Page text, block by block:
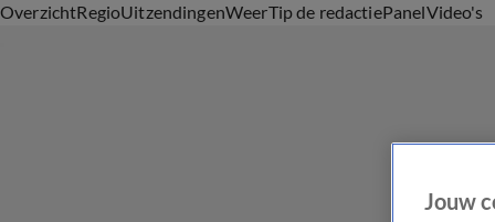
OverzichtRegioUitzendingenWeerTip de redactiePanelVideo's
Jouw